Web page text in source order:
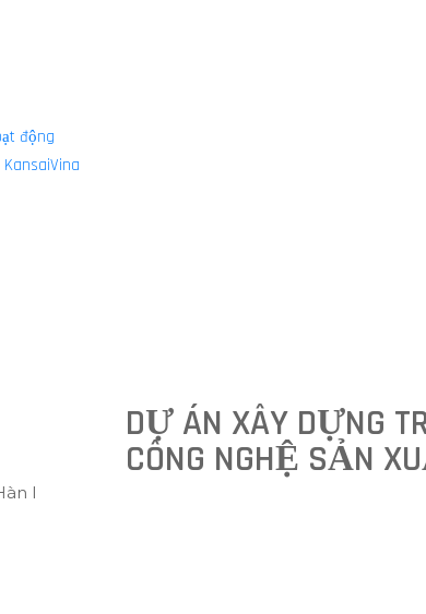
động
I
DỰ ÁN XÂY DỰNG
CÔNG NGHỆ SẢN